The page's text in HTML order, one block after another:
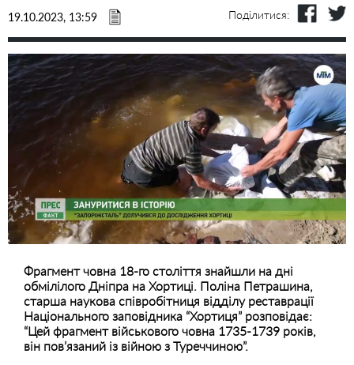
19.10.2023, 13:59 Поділитися:
Фрагмент човна 18-го століття знайшли на дні
обмілілого Дніпра на Хортиці. Поліна Петрашина,
старша наукова співробітниця відділу реставрації
Національного заповідника “Хортиця” розповідає:
“Цей фрагмент військового човна 1735-1739 років,
він пов’язаний із війною з Туреччиною”.